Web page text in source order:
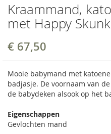
Kraammand,
met Happy Skunk
€ 67,50
Mooie babymand met
badjasje. De voornaam van
de babydeken alsook op het
Eigenschappen
Gevlochten mand